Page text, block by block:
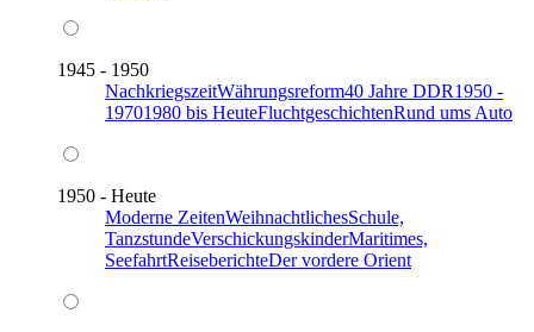
1945 - 1950
NachkriegszeitWährungsreform40 Jahre DDR1950 -
19701980 bis HeuteFluchtgeschichtenRund ums Auto
1950 - Heute
Moderne ZeitenWeihnachtlichesSchule,
TanzstundeVerschickungskinderMaritimes,
SeefahrtReiseberichteDer vordere Orient